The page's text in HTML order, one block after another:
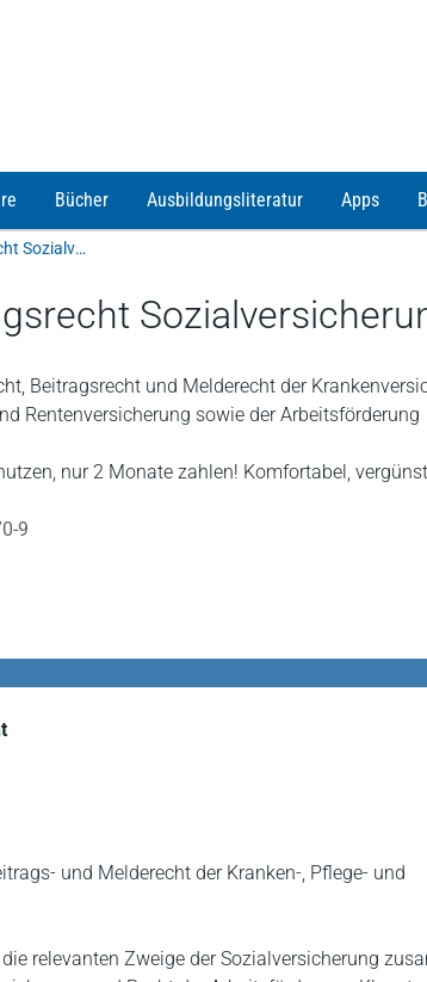
Bücher Ausbildungsliteratur Apps
Otto Schmidt online | Beratermodul Figge Beitragsrecht Sozialversicherungsrecht
Beitragsrecht und Melderecht der
Rentenversicherung sowie der Arbeitsförderung
nur 2 Monate zahlen! Komfortabel,
9
und Melderecht der Kranken-, Pflege- und
relevanten Zweige der Sozialversicherung